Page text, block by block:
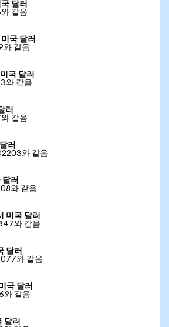
달러
같음
국 달러
와 같음
국 달러
와 같음
러
같음
러
와 같음
러
와 같음
미국 달러
와 같음
달러
와 같음
국 달러
와 같음
달러